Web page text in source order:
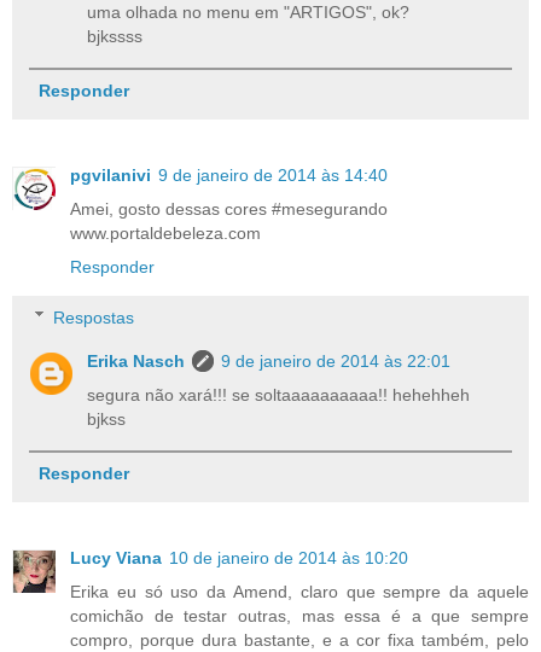
uma olhada no menu em "ARTIGOS", ok?
bjkssss
Responder
pgvilanivi 9 de janeiro de 2014 às 14:40
Amei, gosto dessas cores #mesegurando
www.portaldebeleza.com
Responder
Respostas
Erika Nasch
9 de janeiro de 2014 às 22:01
segura não xará!!! se soltaaaaaaaaaa!! hehehheh
bjkss
Responder
Lucy Viana 10 de janeiro de 2014 às 10:20
Erika eu só uso da Amend, claro que sempre da aquele
comichão de testar outras, mas essa é a que sempre
compro, porque dura bastante, e a cor fixa também, pelo